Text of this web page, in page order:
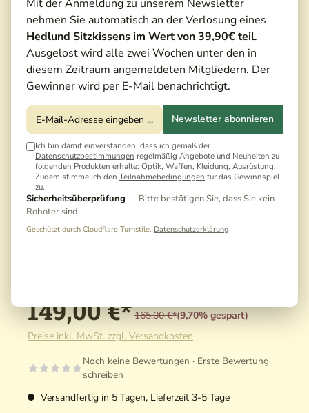
Mit der Anmeldung zu unserem Newsletter
nehmen Sie automatisch an der Verlosung eines
Hedlund Sitzkissens im Wert von 39,90€ teil.
Ausgelost wird alle zwei Wochen unter den in
diesem Zeitraum angemeldeten Mitgliedern. Der
Gewinner wird per E-Mail benachrichtigt.
Newsletter abonnieren
Ich bin damit einverstanden, dass ich gemäß der
Datenschutzbestimmungen regelmäßig Angebote und Neuheiten zu
folgenden Produkten erhalte: Optik, Waffen, Kleidung, Ausrüstung.
Zudem stimme ich den Teilnahmebedingungen für das Gewinnspiel
zu.
Sicherheitsüberprüfung — Bitte bestätigen Sie, dass Sie kein
Roboter sind.
Geschützt durch Cloudflare Turnstile. Datenschutzerklärung
149,00 €* 165,00 €*(9,70% gespart)
Preise inkl. MwSt. zzgl. Versandkosten
Noch keine Bewertungen · Erste Bewertung
schreiben
Versandfertig in 5 Tagen, Lieferzeit 3-5 Tage